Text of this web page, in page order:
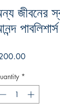
জীবনের
পাবলিশার্স
Price
*